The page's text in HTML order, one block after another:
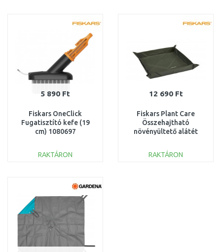
Összehasonlítás Összehasonlítás
5 890 Ft
Fiskars OneClick
Fugatisztító kefe (19
cm) 1080697
RAKTÁRON
Összehasonlítás
12 690 Ft
Fiskars Plant Care
Összehajtható
növényültető alátét
RAKTÁRON